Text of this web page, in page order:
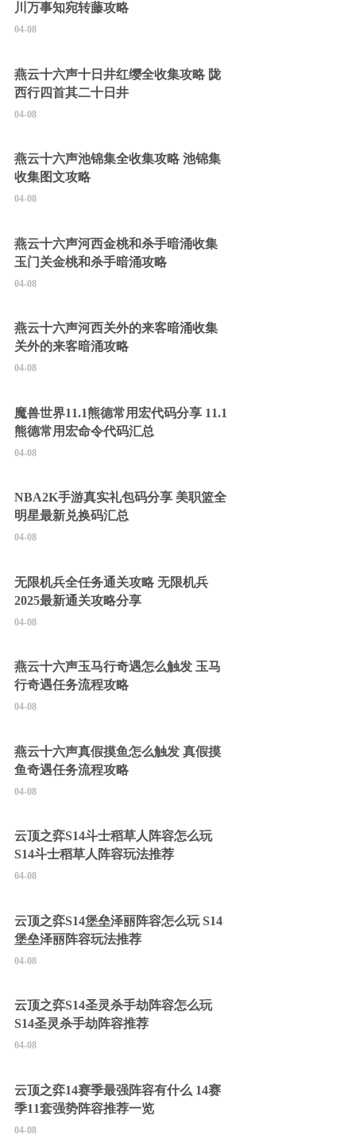
川万事知宛转藤攻略
04-08
燕云十六声十日井红缨全收集攻略 陇
西行四首其二十日井
04-08
燕云十六声池锦集全收集攻略 池锦集
收集图文攻略
04-08
燕云十六声河西金桃和杀手暗涌收集
玉门关金桃和杀手暗涌攻略
04-08
燕云十六声河西关外的来客暗涌收集
关外的来客暗涌攻略
04-08
魔兽世界11.1熊德常用宏代码分享 11.1
熊德常用宏命令代码汇总
04-08
NBA2K手游真实礼包码分享 美职篮全
明星最新兑换码汇总
04-08
无限机兵全任务通关攻略 无限机兵
2025最新通关攻略分享
04-08
燕云十六声玉马行奇遇怎么触发 玉马
行奇遇任务流程攻略
04-08
燕云十六声真假摸鱼怎么触发 真假摸
鱼奇遇任务流程攻略
04-08
云顶之弈S14斗士稻草人阵容怎么玩
S14斗士稻草人阵容玩法推荐
04-08
云顶之弈S14堡垒泽丽阵容怎么玩 S14
堡垒泽丽阵容玩法推荐
04-08
云顶之弈S14圣灵杀手劫阵容怎么玩
S14圣灵杀手劫阵容推荐
04-08
云顶之弈14赛季最强阵容有什么 14赛
季11套强势阵容推荐一览
04-08